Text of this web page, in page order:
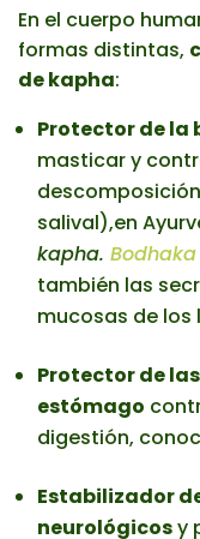
En el cuerpo
formas distintas,
de kapha:
Protector de la
masticar y
salival),en
kapha.
también las
mucosas de los
Protector de
estómago
digestión,
Estabilizador
neurológicosy